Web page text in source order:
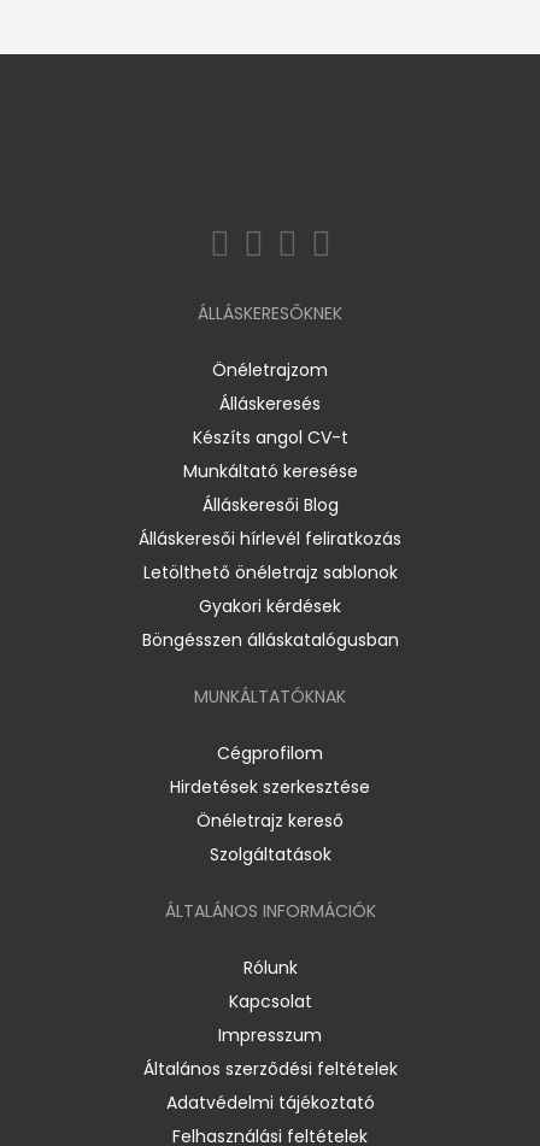
ÁLLÁSKERESŐKNEK
Önéletrajzom
Álláskeresés
Készíts angol CV-t
Munkáltató keresése
Álláskeresői Blog
Álláskeresői hírlevél feliratkozás
Letölthető önéletrajz sablonok
Gyakori kérdések
Böngésszen álláskatalógusban
MUNKÁLTATÓKNAK
Cégprofilom
Hirdetések szerkesztése
Önéletrajz kereső
Szolgáltatások
ÁLTALÁNOS INFORMÁCIÓK
Rólunk
Kapcsolat
Impresszum
Általános szerződési feltételek
Adatvédelmi tájékoztató
Felhasználási feltételek